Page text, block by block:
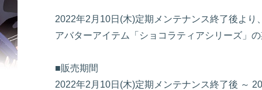
2022年2月10日(木)定期メンテナンス終了後より
アバターアイテム「ショコラティアシリーズ」
■販売期間
2022年2月10日(木)定期メンテナンス終了後 ～